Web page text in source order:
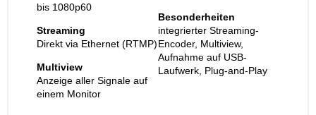
bis 1080p60
Streaming
Direkt via Ethernet (RTMP)
Multiview
Anzeige aller Signale auf
einem Monitor
Besonderheiten
integrierter Streaming-
Encoder, Multiview,
Aufnahme auf USB-
Laufwerk, Plug-and-Play